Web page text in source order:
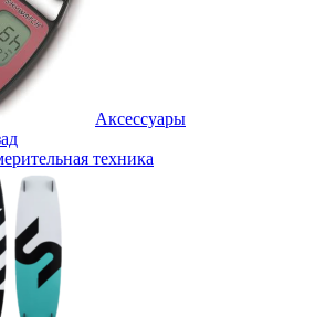
Аксессуары
техника